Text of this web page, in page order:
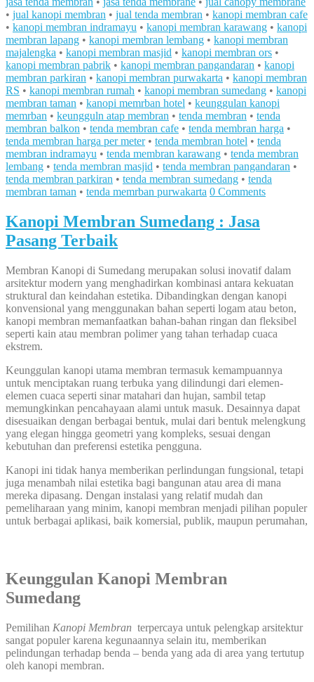
• jual kanopi membran • jual tenda membran • kanopi membran cafe
• kanopi membran indramayu • kanopi membran karawang • kanopi
membran lapang • kanopi membran lembang • kanopi membran
majalengka • kanopi membran masjid • kanopi membran ors •
kanopi membran pabrik • kanopi membran pangandaran • kanopi
membran parkiran • kanopi membran purwakarta • kanopi membran
RS • kanopi membran rumah • kanopi membran sumedang • kanopi
membran taman • kanopi memrban hotel • keunggulan kanopi
memrban • keungguln atap membran • tenda membran • tenda
membran balkon • tenda membran cafe • tenda membran harga •
tenda membran harga per meter• tenda membran hotel • tenda
membran indramayu • tenda membran karawang • tenda membran
lembang • tenda membran masjid • tenda membran pangandaran •
tenda membran parkiran • tenda membran sumedang • tenda
membran taman • tenda memrban purwakarta 0 Comments
Kanopi Membran Sumedang : Jasa
Pasang Terbaik
Membran Kanopi di Sumedang merupakan solusi inovatif dalam
arsitektur modern yang menghadirkan kombinasi antara kekuatan
struktural dan keindahan estetika. Dibandingkan dengan kanopi
konvensional yang menggunakan bahan seperti logam atau beton,
kanopi membran memanfaatkan bahan-bahan ringan dan fleksibel
seperti kain atau membran polimer yang tahan terhadap cuaca
ekstrem.
Keunggulan kanopi utama membran termasuk kemampuannya
untuk menciptakan ruang terbuka yang dilindungi dari elemen-
elemen cuaca seperti sinar matahari dan hujan, sambil tetap
memungkinkan pencahayaan alami untuk masuk. Desainnya dapat
disesuaikan dengan berbagai bentuk, mulai dari bentuk melengkung
yang elegan hingga geometri yang kompleks, sesuai dengan
kebutuhan dan preferensi estetika pengguna.
Kanopi ini tidak hanya memberikan perlindungan fungsional, tetapi
juga menambah nilai estetika bagi bangunan atau area di mana
mereka dipasang. Dengan instalasi yang relatif mudah dan
pemeliharaan yang minim, kanopi membran menjadi pilihan populer
untuk berbagai aplikasi, baik komersial, publik, maupun perumahan,
Keunggulan Kanopi Membran
Sumedang
Pemilihan Kanopi Membran terpercaya untuk pelengkap arsitektur
sangat populer karena kegunaannya selain itu, memberikan
pelindungan terhadap benda – benda yang ada di area yang tertutup
oleh kanopi membran.